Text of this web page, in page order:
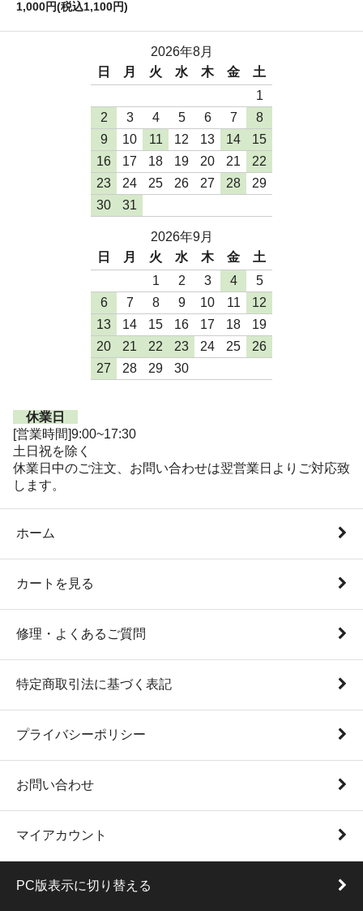
1,000円(税込1,100円)
2026年8月
日
月 火 水 木 金
土
1
2
3 4 5 6 7
8
9
10 11 12 13 14
15
16
17 18 19 20 21
22
23
24 25 26 27 28
29
30
31
2026年9月
日
月 火 水 木 金
土
1
2 3 4
5
6
7 8 9 10 11
12
13
14 15 16 17 18
19
20
21 22 23 24 25
26
27
28 29 30
休業日
[営業時間]9:00~17:30
土日祝を除く
休業日中のご注文、お問い合わせは翌営業日よりご対応致
します。
ホーム
カートを見る
修理・よくあるご質問
特定商取引法に基づく表記
プライバシーポリシー
お問い合わせ
マイアカウント
PC版表示に切り替える